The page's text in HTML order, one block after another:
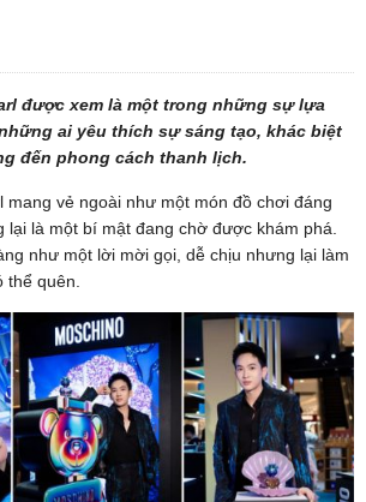
được xem là một trong những sự lựa
ai yêu thích sự sáng tạo, khác biệt
đến phong cách thanh lịch.
mang vẻ ngoài như một món đồ chơi đáng
lại là một bí mật đang chờ được khám phá.
như một lời mời gọi, dễ chịu nhưng lại làm
thể quên.